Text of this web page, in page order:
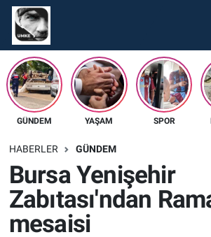
GÜNDEM YAŞAM SPOR
HABERLER GÜNDEM
Bursa Yenişehir
Zabıtası'ndan
mesaisi
Gündem
Ekonomi
Spor
Tüm Haberler
İletişim
Nöbetçi Eczaneler
Hava Durumu
Namaz Vakitleri
Süper Lig Puan Durumu ve
Tüm Manşetler